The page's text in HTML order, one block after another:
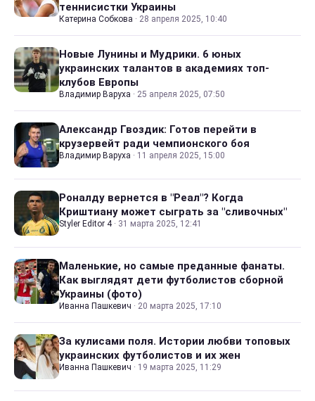
теннисистки Украины
Катерина Собкова · 28 апреля 2025, 10:40
Новые Лунины и Мудрики. 6 юных
украинских талантов в академиях топ-
клубов Европы
Владимир Варуха · 25 апреля 2025, 07:50
Александр Гвоздик: Готов перейти в
крузервейт ради чемпионского боя
Владимир Варуха · 11 апреля 2025, 15:00
Роналду вернется в "Реал"? Когда
Криштиану может сыграть за "сливочных"
Styler Editor 4 · 31 марта 2025, 12:41
Маленькие, но самые преданные фанаты.
Как выглядят дети футболистов сборной
Украины (фото)
Иванна Пашкевич · 20 марта 2025, 17:10
За кулисами поля. Истории любви топовых
украинских футболистов и их жен
Иванна Пашкевич · 19 марта 2025, 11:29